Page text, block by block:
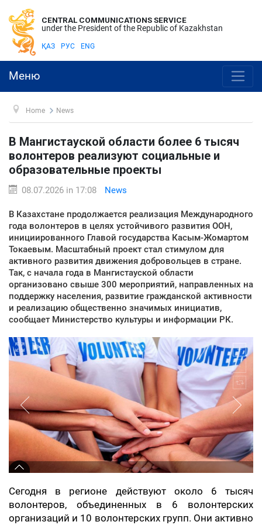
CENTRAL COMMUNICATIONS SERVICE
under the President of the Republic of Kazakhstan
ҚАЗ РУС ENG
Меню
Home News
В Мангистауской области более 6 тысяч
волонтеров реализуют социальные и
образовательные проекты
08.07.2026 in 17:08 News
В Казахстане продолжается реализация Международного
года волонтеров в целях устойчивого развития ООН,
инициированного Главой государства Касым-Жомартом
Токаевым. Масштабный проект стал стимулом для
активного развития движения добровольцев в стране.
Так, с начала года в Мангистауской области
организовано свыше 300 мероприятий, направленных на
поддержку населения, развитие гражданской активности
и реализацию общественно значимых инициатив,
сообщает Министерство культуры и информации РК.
Сегодня в регионе действуют около 6 тысяч
волонтеров, объединенных в 6 волонтерских
организаций и 10 волонтерских групп. Они активно